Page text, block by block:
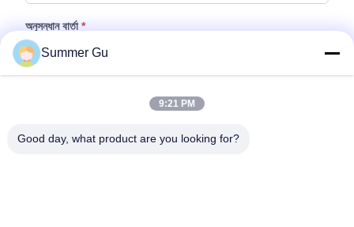
অনুসন্ধান বার্তা *
Summer Gu
9:21 PM
Good day, what product are you looking for?